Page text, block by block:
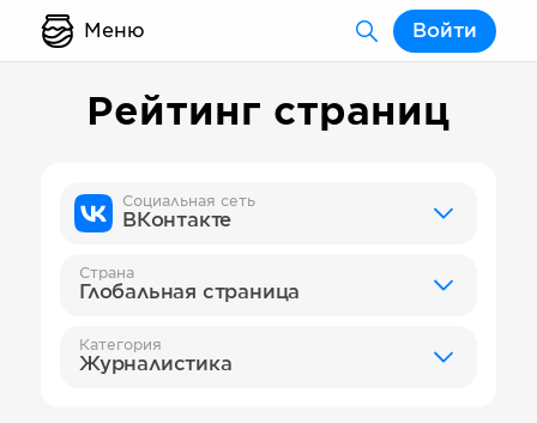
Меню Войти
Рейтинг страниц
Социальная сеть
ВКонтакте
Страна
Глобальная страница
Категория
Журналистика